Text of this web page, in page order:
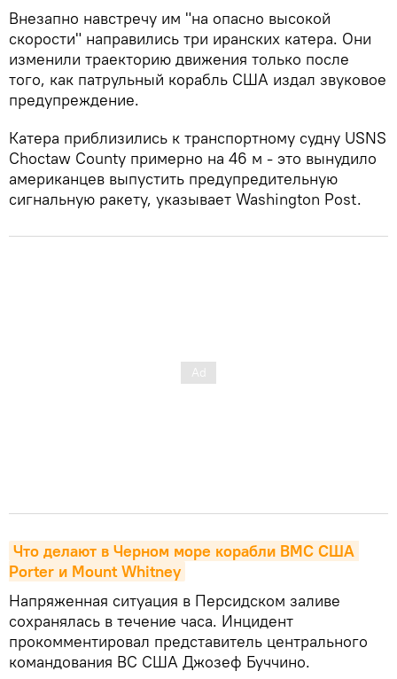
Внезапно навстречу им "на опасно высокой
скорости" направились три иранских катера. Они
изменили траекторию движения только после
того, как патрульный корабль США издал звуковое
предупреждение.
Катера приблизились к транспортному судну USNS
Choctaw County примерно на 46 м - это вынудило
американцев выпустить предупредительную
сигнальную ракету, указывает Washington Post.
Что делают в Черном море корабли ВМС США
Porter и Mount Whitney
Напряженная ситуация в Персидском заливе
сохранялась в течение часа. Инцидент
прокомментировал представитель центрального
командования ВС США Джозеф Буччино.